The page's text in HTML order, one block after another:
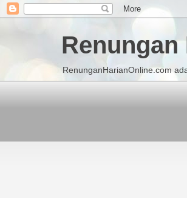
Renungan
RenunganHarianOnline.com